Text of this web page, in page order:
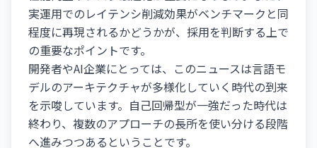
実運用でのレイテンシ削減効果がベンチマークと同
程度に再現されるかどうかが、採用を判断する上で
の重要なポイントです。
開発者やAI企業にとっては、このニュースは言語モ
デルのアーキテクチャが多様化していく時代の到来
を示唆しています。自己回帰型が一強だった時代は
終わり、複数のアプローチの長所を使い分ける段階
へ進みつつあるということです。